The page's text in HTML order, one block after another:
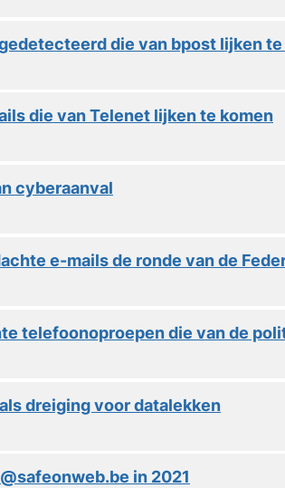
die van bpost lijken te
die van Telenet lijken te komen
cyberaanval
e-mails de ronde van de
telefoonoproepen die van de
dreiging voor datalekken
in 2021